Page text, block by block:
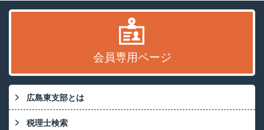
会員専用ページ
広島東支部とは
税理士検索